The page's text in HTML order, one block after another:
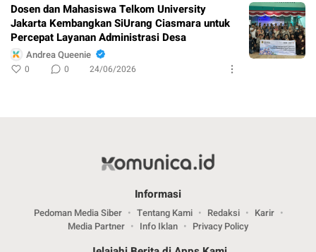
Dosen dan Mahasiswa Telkom University
Jakarta Kembangkan SiUrang Ciasmara untuk
Percepat Layanan Administrasi Desa
Andrea Queenie
0 0 24/06/2026
Informasi
Pedoman Media Siber Tentang Kami Redaksi
Karir
Media Partner
Info Iklan Privacy Policy